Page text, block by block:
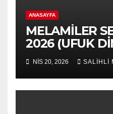
ANASAYFA
MELAMİLER
2026 (UFUK
NIS 20, 2026 SALİHLİ